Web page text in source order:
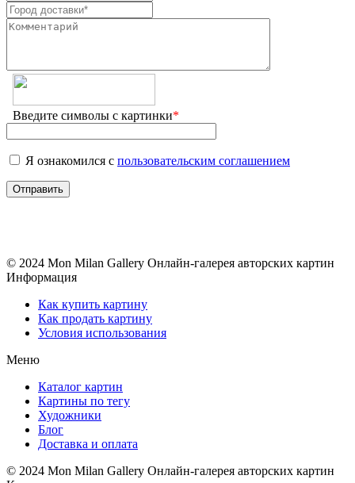
Введите символы с картинки*
Я ознакомился с пользовательским соглашением
© 2024 Mon Milan Gallery Онлайн-галерея авторских картин
Информация
Как купить картину
Как продать картину
Условия использования
Меню
Каталог картин
Картины по тегу
Художники
Блог
Доставка и оплата
© 2024 Mon Milan Gallery Онлайн-галерея авторских картин